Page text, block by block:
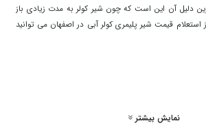
دلیل آن این است که چون شیر کولر به مدت زیادی باز
قیمت شیر پلیمری کولر آبی در اصفهان می توانید
از مراکز مهم و حساس از جمله شرکت های آب و
نمایش بیشتر